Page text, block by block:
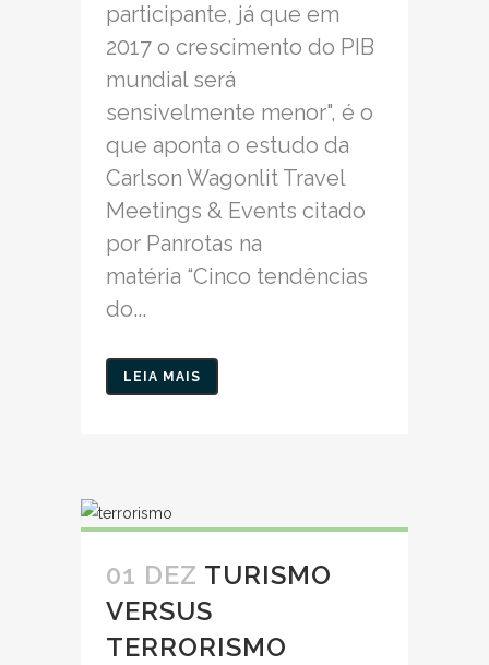
participante, já que em
2017 o crescimento do PIB
mundial será
sensivelmente menor", é o
que aponta o estudo da
Carlson Wagonlit Travel
Meetings & Events citado
por Panrotas na
matéria “Cinco tendências
do...
LEIA MAIS
01 DEZ TURISMO
VERSUS
TERRORISMO